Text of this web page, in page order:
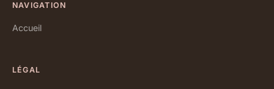
NAVIGATION
Accueil
LÉGAL